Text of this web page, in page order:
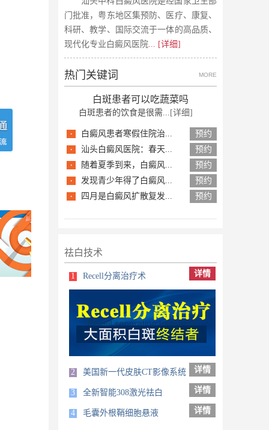
门批准，粤东地区集预防、医疗、康复、
科研、教学、国际交流于一体的高品质、
现代化专业白癜风医院... [详细]
热门关键词 MORE
白斑患者可以吃蔬菜吗
白斑患者的饮食是很需... [详细]
· 白癜风患者寒假住院治... 预约
· 汕头白癜风医院：春天... 预约
· 随着夏季到来，白癜风... 预约
· 发现青少年得了白癜风... 预约
· 四月是白癜风扩散复发... 预约
祛白技术
1 Recell分离治疗术 详情
2 美国新一代皮肤CT影像系统 详情
3 全新智能308激光祛白 详情
4 毛囊外根鞘细胞悬液 详情